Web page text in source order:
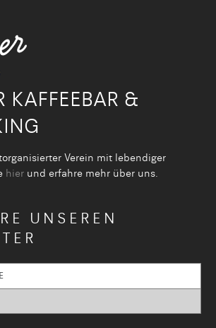
KAFFEEBAR &
Verein mit lebendiger
hier und erfahre mehr über uns.
UNSEREN